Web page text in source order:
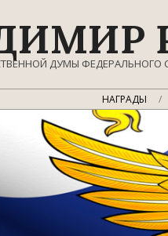
ДУМЫ ФЕДЕРАЛЬНОГО
НАГРАДЫ